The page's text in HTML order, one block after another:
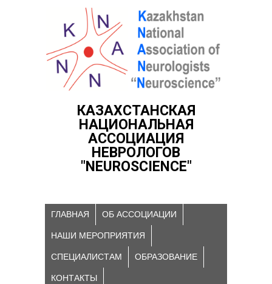
КАЗАХСТАНСКАЯ
НАЦИОНАЛЬНАЯ
АССОЦИАЦИЯ
НЕВРОЛОГОВ
"NEUROSCIENCE"
ГЛАВНАЯ ОБ АССОЦИАЦИИ
НАШИ МЕРОПРИЯТИЯ
СПЕЦИАЛИСТАМ ОБРАЗОВАНИЕ
КОНТАКТЫ